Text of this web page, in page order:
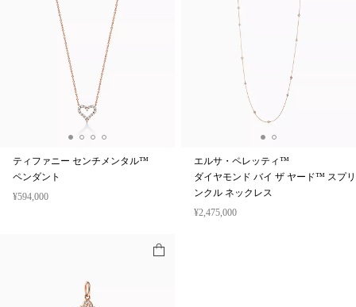
ティファニー センチメンタル™
ペンダント
¥594,000
エルサ・ペレッティ™
ダイヤモンド バイ ザ ヤード™ スプリ
ンクル ネックレス
¥2,475,000